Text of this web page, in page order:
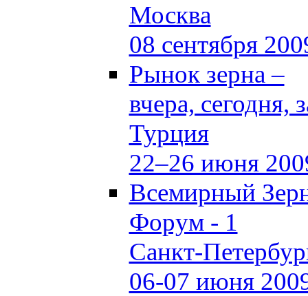
Москва
08 сентября
Рынок зерна –
вчера, сегодня,
Турция
22–26 июня
Всемирный
Форум - 1
Санкт-
06-07 июня